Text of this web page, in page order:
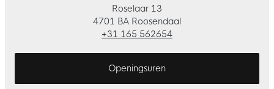
Roselaar 13
4701 BA Roosendaal
+31 165 562654
Openingsuren